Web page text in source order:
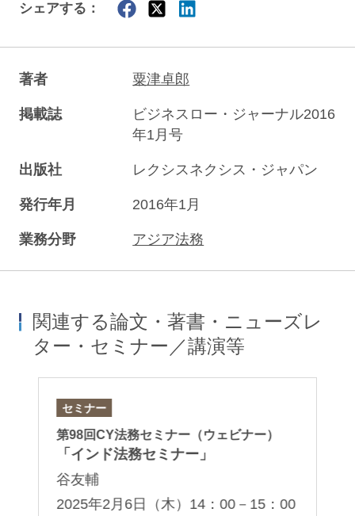
シェアする：
著者 粟津卓郎
掲載誌
ビジネスロー・ジャーナル2016
年1月号
出版社 レクシスネクシス・ジャパン
発行年月 2016年1月
業務分野 アジア法務
関連する論文・著書・ニューズレ
ター・セミナー／講演等
セミナー
第98回CY法務セミナー（ウェビナー）
「インド法務セミナー」
谷友輔
2025年2月6日（木）14：00－15：00